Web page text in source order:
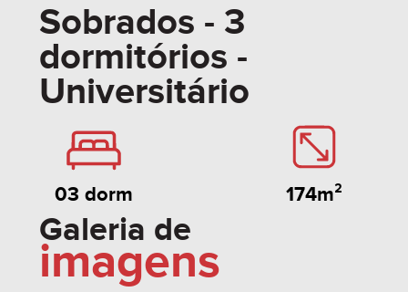
Sobrados - 3
dormitórios -
Universitário
03 dorm 174m²
Galeria de
imagens